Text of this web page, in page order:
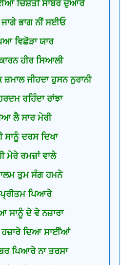
ਚਿਸ਼ਤੀ ਸਾਬਰ ਦੁਆਰੇ
ਭਾਗ ਨੀਂ ਸਈਓ
ਵਿਛੋੜਾ ਯਾਰ
ਹੀਰ ਸਿਆਲੀ
ਜੀਹਦਾ ਹੁਸਨ ਨੁਰਾਨੀ
ਰਹਿੰਦਾ ਰਾਂਝਾ
ਲੈ ਸਾਰ ਮੇਰੀ
ਸਾਨੂੰ ਦਰਸ ਦਿਖਾ
ਮੇਰੇ ਰਮਜ਼ਾਂ ਵਾਲੇ
ਤੁਮ ਸੰਗ ਹਮਨੇ
ਪਿਆਰੇ
ਸਾਨੂੰ ਦੇ ਵੇ ਨਜ਼ਾਰਾ
ਦਿਆ ਸਾਈਂਆਂ
ਪਿਆਰੇ ਨਾ ਤਰਸਾ